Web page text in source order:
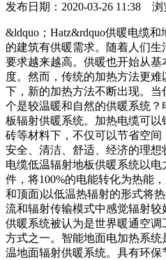
发布日期：2020-03-26 11:38 浏
&ldquo；Hatz&rdquo供暖电缆
的建筑有供暖需求。随着人们
要求越来越高。供暖也开始从
度。然而，传统的加热方法更
下，新的加热方法不断出现。
个是较温暖和自然的供暖系统
板辐射供暖系统。加热电缆可
砖等材料下，不仅可以节省空间
安全、清洁、舒适、经济的理
电缆低温辐射地板供暖系统以
件，将100%的电能转化为热能
和顶面)以低温热辐射的形式将
流和辐射传输模式中感觉辐射
供暖系统被认为是世界暖通空
方式之一。智能地面电加热系
温地面辐射供暖系统。具有环